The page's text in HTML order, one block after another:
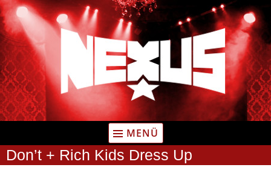
Zum
Inhalt
springen
MENÜ
Don’t + Rich Kids Dress Up